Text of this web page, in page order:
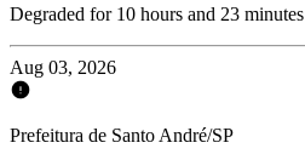
Degraded for 10 hours and 23 minutes
Aug 03, 2026
Prefeitura de Santo André/SP